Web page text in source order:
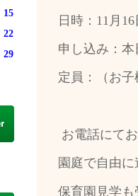
15
22
29
日時：11月
申し込み：
定員：（お
お電話にて
園庭で自由
保育園見学